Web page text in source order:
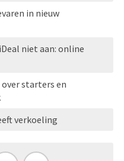
in nieuw
niet aan: online
starters en
verkoeling